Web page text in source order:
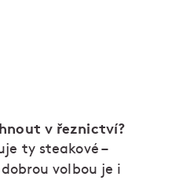
v řeznictví?
ty steakové –
volbou je i